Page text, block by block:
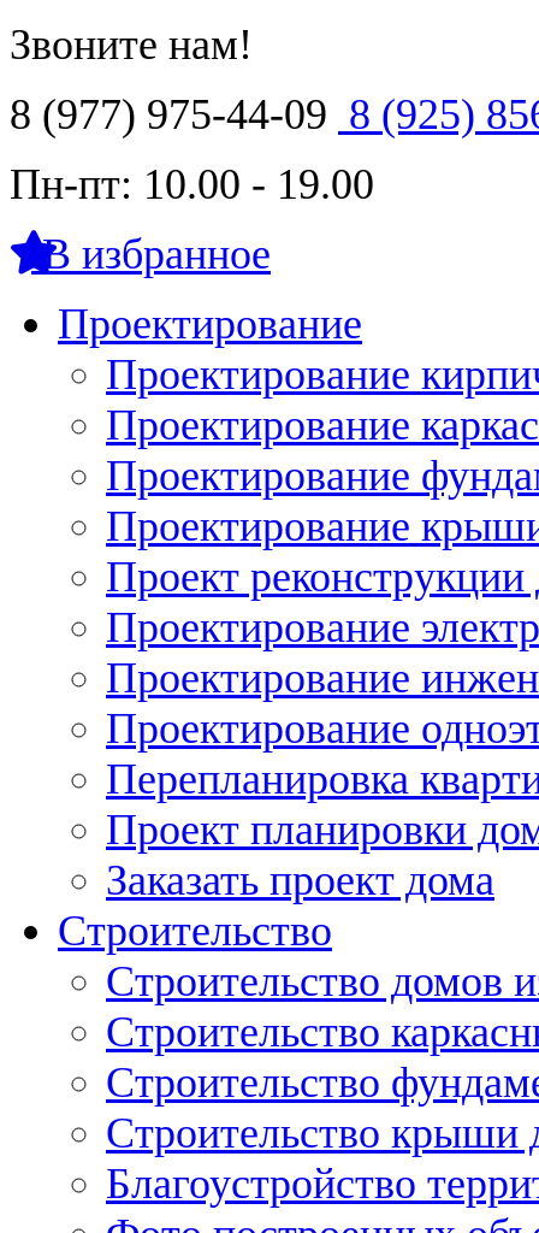
Звоните нам!
8 (977) 975-44-09 8 (925)
Пн-пт: 10.00 - 19.00
В избранное
Проектирование
Проектирование
Проектирование
Проектирование
Проектирование
Проект реконструкции
Проектирование
Проектирование
Проектирование
Перепланировка
Проект планировки
Заказать проект дома
Строительство
Строительство домов
Строительство
Строительство
Строительство крыши
Благоустройство